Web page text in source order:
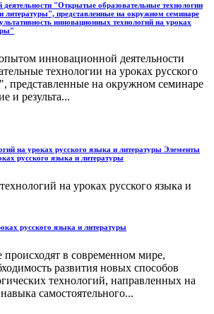
"Открытые образовательные технологии
литературы", представленные на окружном семинаре
инновационных технологий на уроках
инновационной деятельности
технологии на уроках русского
представленные на окружном семинаре
и результа...
на уроках русского языка и литературы Элементы
русского языка и литературы
на уроках русского языка и
русского языка и литературы
в современном мире,
развития новых способов
технологий, направленных на
самостоятельного...